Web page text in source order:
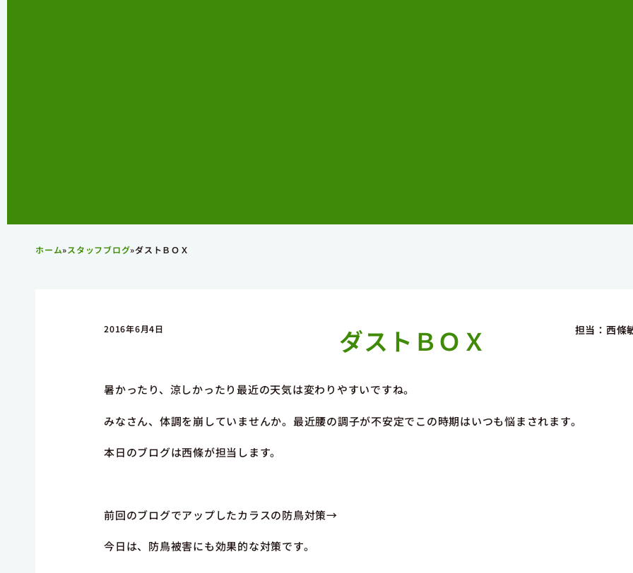
ホーム»スタッフブログ»ダストＢＯＸ
2016年6月4日 ダストＢＯＸ 担当：西條
暑かったり、涼しかったり最近の天気は変わりやすいですね。
みなさん、体調を崩していませんか。最近腰の調子が不安定でこの時期はいつも悩まされます。
本日のブログは西條が担当します。
前回のブログでアップしたカラスの防鳥対策→
今日は、防鳥被害にも効果的な対策です。